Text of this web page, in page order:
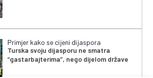
Primjer kako se cijeni dijaspora
Turska svoju dijasporu ne smatra
“gastarbajterima”, nego dijelom države